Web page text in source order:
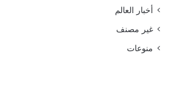
أخبار العالم
غير مصنف
منوعات